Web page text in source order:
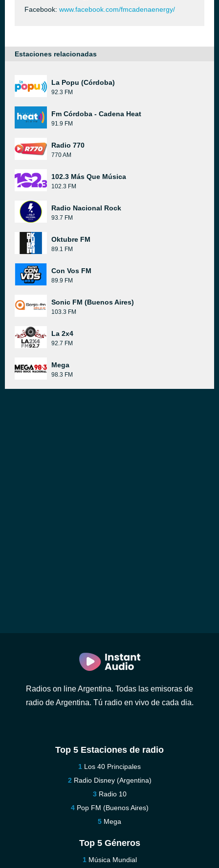
Facebook: www.facebook.com/fmcadenaenergy/
Estaciones relacionadas
La Popu (Córdoba)
92.3 FM
Fm Córdoba - Cadena Heat
91.9 FM
Radio 770
770 AM
102.3 Más Que Música
102.3 FM
Radio Nacional Rock
93.7 FM
Oktubre FM
89.1 FM
Con Vos FM
89.9 FM
Sonic FM (Buenos Aires)
103.3 FM
La 2x4
92.7 FM
Mega
98.3 FM
Radios on line Argentina. Todas las emisoras de
radio de Argentina. Tú radio en vivo de cada dia.
Top 5 Estaciones de radio
Los 40 Principales
Radio Disney (Argentina)
Radio 10
Pop FM (Buenos Aires)
Mega
Top 5 Géneros
Música Mundial